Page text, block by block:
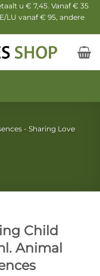
u € 7,45. Vanaf € 35
LU vanaf € 95, andere
- Sharing Love
Child
Animal